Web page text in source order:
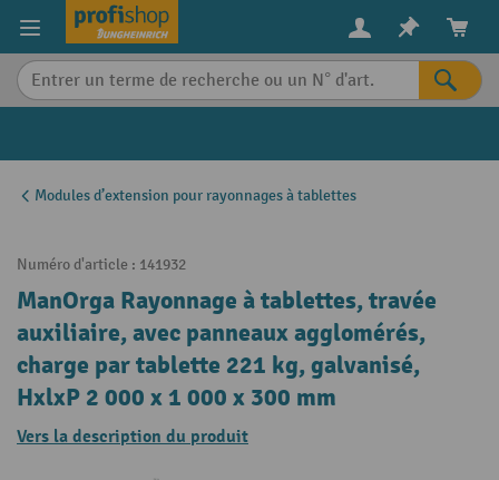
content
Modules d’extension pour rayonnages à tablettes
Numéro d'article : 141932
ManOrga Rayonnage à tablettes, travée
auxiliaire, avec panneaux agglomérés,
charge par tablette 221 kg, galvanisé,
HxlxP 2 000 x 1 000 x 300 mm
Vers la description du produit